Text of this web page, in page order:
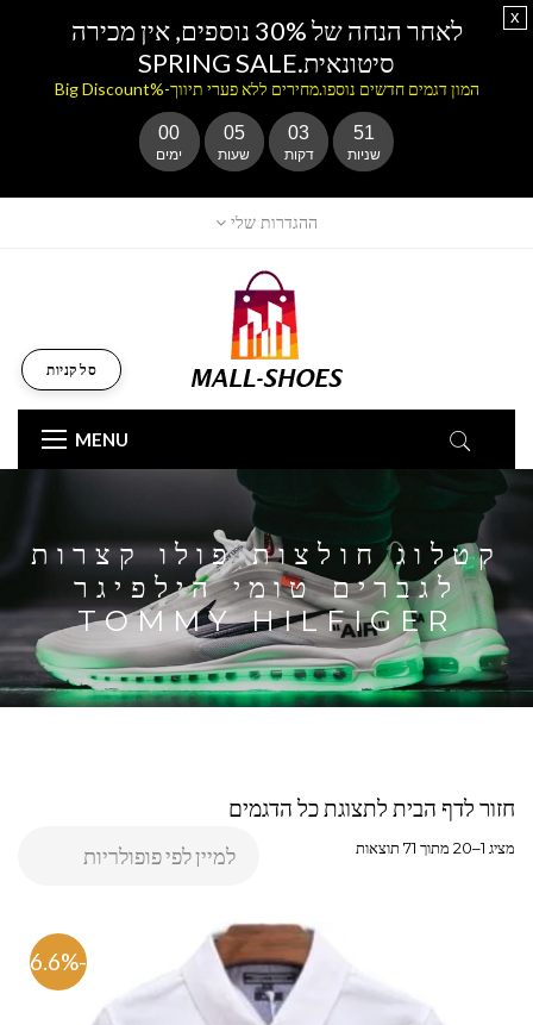
ההגדרות שלי
MENU
סל קניות
קטלוג חולצות פולו קצרות
לגברים טומי הילפיגר
TOMMY HILFIGER
חזור לדף הבית לתצוגת כל הדגמים
מציג 1–20 מתוך 71 תוצאות
-76.6%
לאחר הנחה של 30% נוספים, אין מכירה
סיטונאית.SPRING SALE
המון דגמים חדשים נוספו.מחירים ללא פערי תיווך-%Big Discount
00
ימים
05
שעות
03
דקות
49
שניות
x